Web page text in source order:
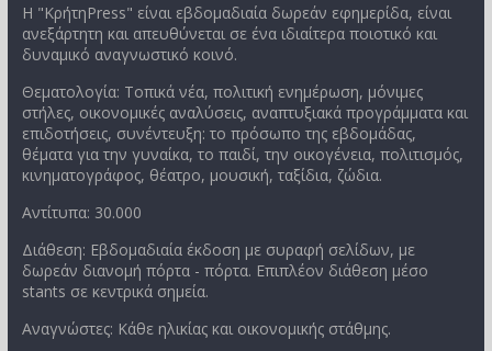
Η "ΚρήτηPress" είναι εβδομαδιαία δωρεάν εφημερίδα, είναι
ανεξάρτητη και απευθύνεται σε ένα ιδιαίτερα ποιοτικό και
δυναμικό αναγνωστικό κοινό.
Θεματολογία: Τοπικά νέα, πολιτική ενημέρωση, μόνιμες
στήλες, οικονομικές αναλύσεις, αναπτυξιακά προγράμματα και
επιδοτήσεις, συνέντευξη: το πρόσωπο της εβδομάδας,
θέματα για την γυναίκα, το παιδί, την οικογένεια, πολιτισμός,
κινηματογράφος, θέατρο, μουσική, ταξίδια, ζώδια.
Αντίτυπα: 30.000
Διάθεση: Εβδομαδιαία έκδοση με συραφή σελίδων, με
δωρεάν διανομή πόρτα - πόρτα. Επιπλέον διάθεση μέσο
stants σε κεντρικά σημεία.
Αναγνώστες: Κάθε ηλικίας και οικονομικής στάθμης.